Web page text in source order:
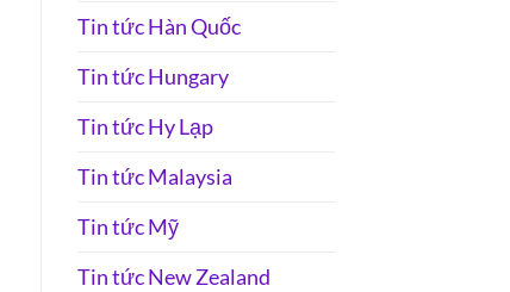
Tin tức Hàn Quốc
Tin tức Hungary
Tin tức Hy Lạp
Tin tức Malaysia
Tin tức Mỹ
Tin tức New Zealand